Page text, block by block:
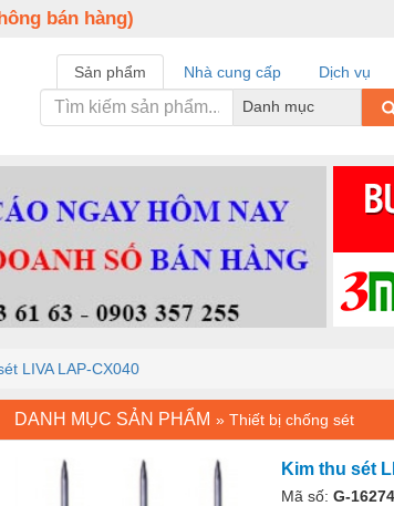
bán hàng)
Sản phẩm Nhà cung cấp
Dịch vụ
Danh mục
LIVA LAP-CX040
DANH MỤC SẢN PHẨM » Thiết bị chống sét
Kim thu sét
Mã số: G-